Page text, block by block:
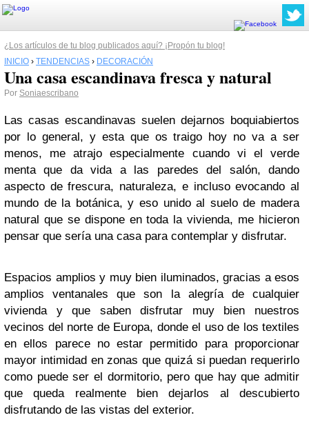
¿Los artículos de tu blog publicados aquí? ¡Propón tu blog!
INICIO › TENDENCIAS › DECORACIÓN
Una casa escandinava fresca y natural
Por Soniaescribano
Las casas escandinavas suelen dejarnos boquiabiertos
por lo general, y esta que os traigo hoy no va a ser
menos, me atrajo especialmente cuando vi el verde
menta que da vida a las paredes del salón, dando
aspecto de frescura, naturaleza, e incluso evocando al
mundo de la botánica, y eso unido al suelo de madera
natural que se dispone en toda la vivienda, me hicieron
pensar que sería una casa para contemplar y disfrutar.
Espacios amplios y muy bien iluminados, gracias a esos
amplios ventanales que son la alegría de cualquier
vivienda y que saben disfrutar muy bien nuestros
vecinos del norte de Europa, donde el uso de los textiles
en ellos parece no estar permitido para proporcionar
mayor intimidad en zonas que quizá si puedan requerirlo
como puede ser el dormitorio, pero que hay que admitir
que queda realmente bien dejarlos al descubierto
disfrutando de las vistas del exterior.